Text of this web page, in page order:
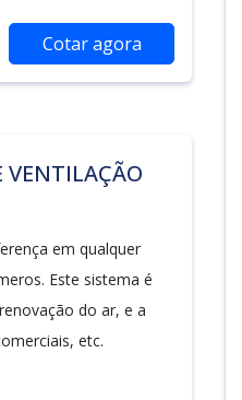
Cotar agora
VENTILAÇÃO
em qualquer
Este sistema é
do ar, e a
etc.